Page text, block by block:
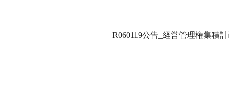
R060119公告_経営管理権集積